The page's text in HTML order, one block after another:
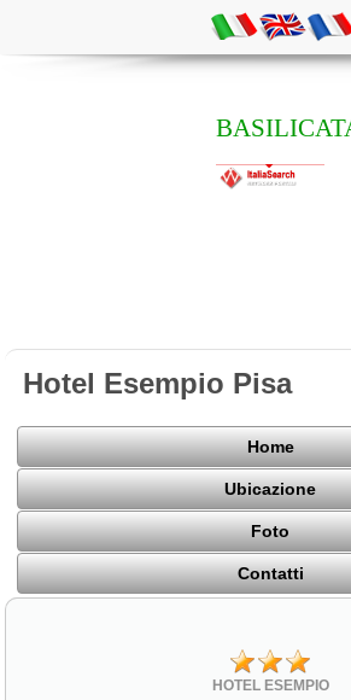
Hotel Esempio Pisa
Home
Ubicazione
Foto
Contatti
HOTEL ESEMPIO